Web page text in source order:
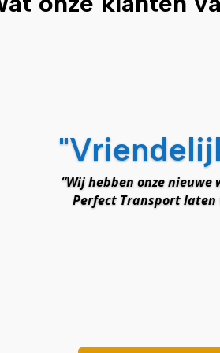
“Wij hebben onze
Perfect Transport laten